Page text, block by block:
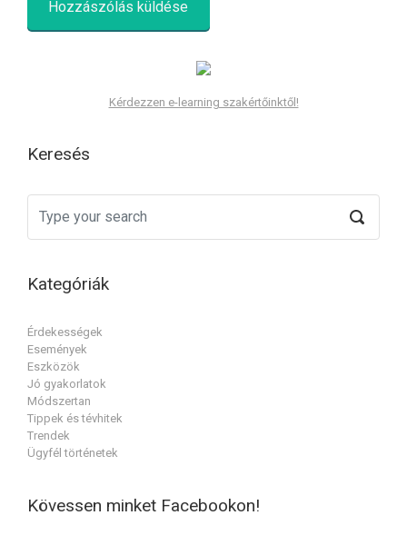
Kérdezzen e-learning szakértőinktől!
Keresés
Kategóriák
Érdekességek
Események
Eszközök
Jó gyakorlatok
Módszertan
Tippek és tévhitek
Trendek
Ügyfél történetek
Kövessen minket Facebookon!